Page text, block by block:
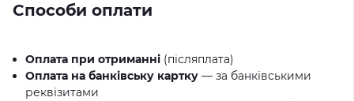
Способи оплати
Оплата при отриманні (післяплата)
Оплата на банківську картку — за банківськими
реквізитами